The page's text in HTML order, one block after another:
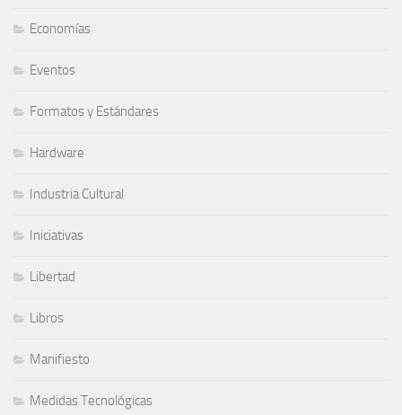
Economías
Eventos
Formatos y Estándares
Hardware
Industria Cultural
Iniciativas
Libertad
Libros
Manifiesto
Medidas Tecnológicas